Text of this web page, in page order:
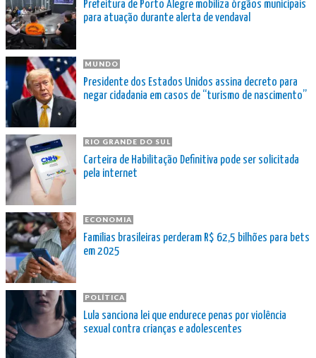
Prefeitura de Porto Alegre mobiliza órgãos municipais
para atuação durante alerta de vendaval
MUNDO
Presidente dos Estados Unidos assina decreto para
negar cidadania em casos de “turismo de nascimento”
RIO GRANDE DO SUL
Carteira de Habilitação Definitiva pode ser solicitada
pela internet
ECONOMIA
Famílias brasileiras perderam R$ 62,5 bilhões para bets
em 2025
POLÍTICA
Lula sanciona lei que endurece penas por violência
sexual contra crianças e adolescentes